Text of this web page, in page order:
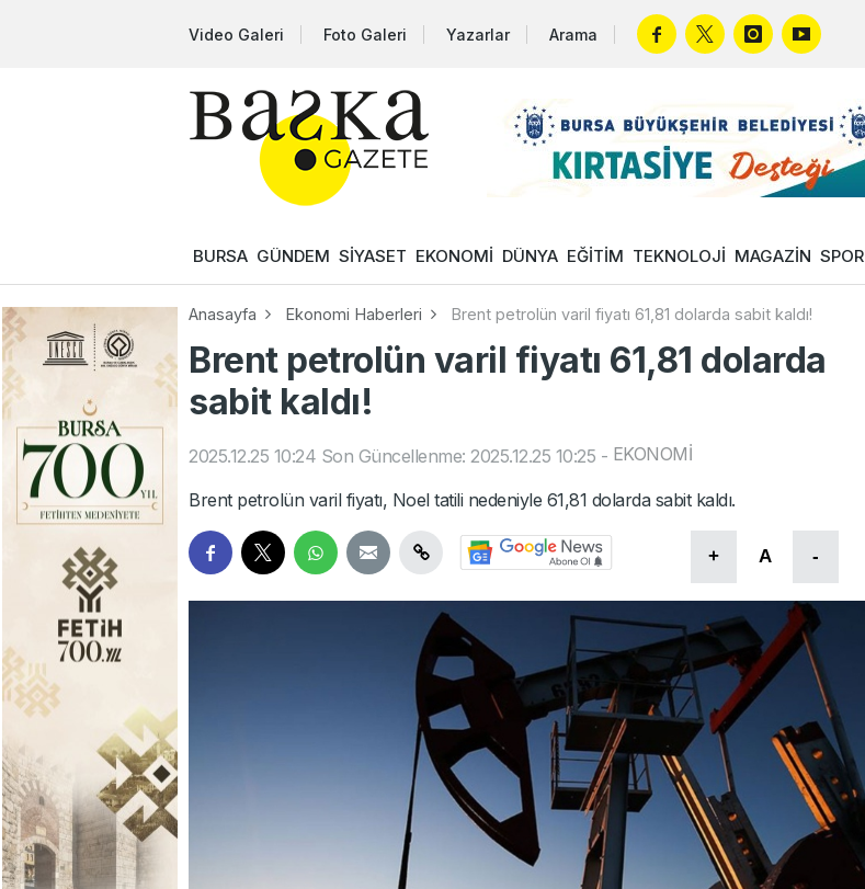
Video Galeri Foto Galeri Yazarlar Arama
BURSA GÜNDEM SİYASET EKONOMİ DÜNYA EĞİTİM TEKNOLOJİ MAGAZİN SPOR
Anasayfa Ekonomi Haberleri Brent petrolün varil fiyatı 61,81 dolarda sabit kaldı!
Brent petrolün varil fiyatı 61,81 dolarda
sabit kaldı!
2025.12.25 10:24 Son Güncellenme: 2025.12.25 10:25 - EKONOMİ
Brent petrolün varil fiyatı, Noel tatili nedeniyle 61,81 dolarda sabit kaldı.
+ A -